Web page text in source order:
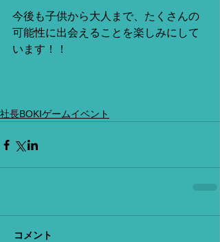
今後も子供から大人まで、たくさんの
可能性に出会えることを楽しみにして
います！！
社長BOKIゲームイベント
コメント